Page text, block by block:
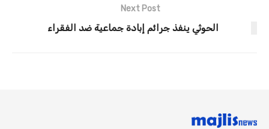
Next Post
الحوثي ينفذ جرائم إبادة جماعية ضد الفقراء